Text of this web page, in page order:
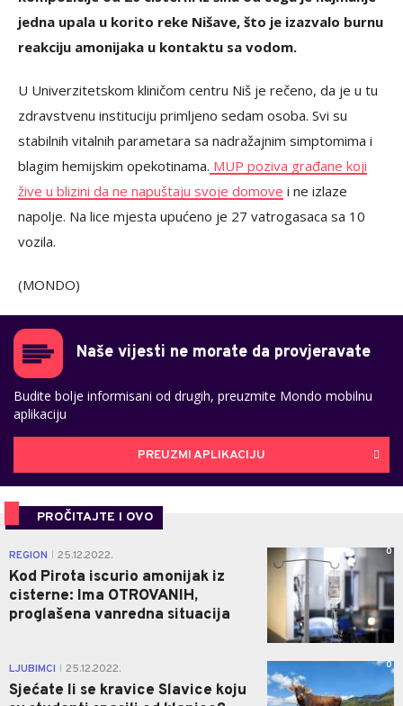
jedna upala u korito reke Nišave, što je izazvalo burnu
reakciju amonijaka u kontaktu sa vodom.
U Univerzitetskom kliničom centru Niš je rečeno, da je u tu
zdravstvenu instituciju primljeno sedam osoba. Svi su
stabilnih vitalnih parametara sa nadražajnim simptomima i
blagim hemijskim opekotinama. MUP poziva građane koji
žive u blizini da ne napuštaju svoje domove i ne izlaze
napolje. Na lice mjesta upućeno je 27 vatrogasaca sa 10
vozila.
(MONDO)
Naše vijesti ne morate da provjeravate
Budite bolje informisani od drugih, preuzmite Mondo mobilnu
aplikaciju
PREUZMI APLIKACIJU
PROČITAJTE I OVO
REGION 25.12.2022.
Kod Pirota iscurio amonijak iz
cisterne: Ima OTROVANIH,
proglašena vanredna situacija
0
LJUBIMCI 25.12.2022.
Sjećate li se kravice Slavice koju
0